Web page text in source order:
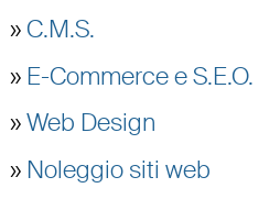
» C.M.S.
» E-Commerce e S.E.O.
»Web Design
» Noleggio siti web